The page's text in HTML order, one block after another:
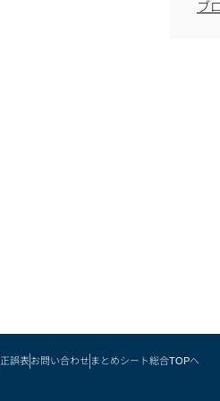
ブ
正誤表 お問い合わせ まとめシート総合TOPへ